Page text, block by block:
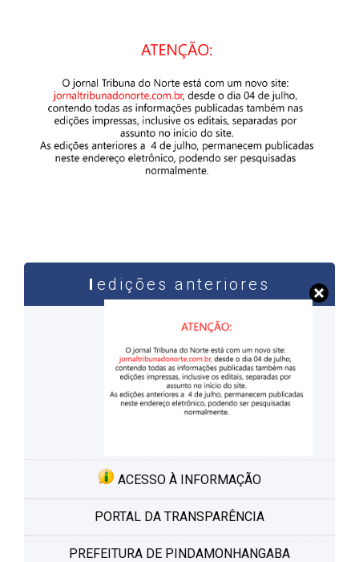
edições anteriores
ACESSO À INFORMAÇÃO
PORTAL DA TRANSPARÊNCIA
PREFEITURA DE PINDAMONHANGABA